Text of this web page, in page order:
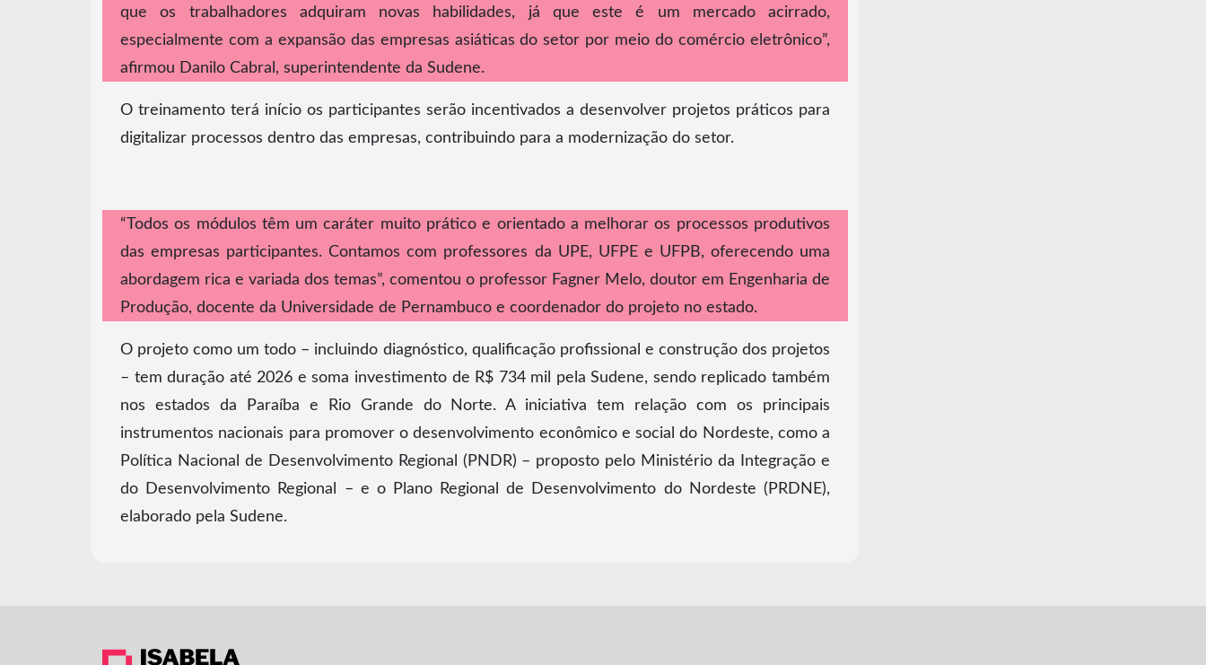
que os trabalhadores adquiram novas habilidades, já que este é um mercado acirrado,
especialmente com a expansão das empresas asiáticas do setor por meio do comércio eletrônico”,
afirmou Danilo Cabral, superintendente da Sudene.
O treinamento terá início os participantes serão incentivados a desenvolver projetos práticos para
digitalizar processos dentro das empresas, contribuindo para a modernização do setor.
“Todos os módulos têm um caráter muito prático e orientado a melhorar os processos produtivos
das empresas participantes. Contamos com professores da UPE, UFPE e UFPB, oferecendo uma
abordagem rica e variada dos temas”, comentou o professor Fagner Melo, doutor em Engenharia de
Produção, docente da Universidade de Pernambuco e coordenador do projeto no estado.
O projeto como um todo – incluindo diagnóstico, qualificação profissional e construção dos projetos
– tem duração até 2026 e soma investimento de R$ 734 mil pela Sudene, sendo replicado também
nos estados da Paraíba e Rio Grande do Norte. A iniciativa tem relação com os principais
instrumentos nacionais para promover o desenvolvimento econômico e social do Nordeste, como a
Política Nacional de Desenvolvimento Regional (PNDR) – proposto pelo Ministério da Integração e
do Desenvolvimento Regional – e o Plano Regional de Desenvolvimento do Nordeste (PRDNE),
elaborado pela Sudene.